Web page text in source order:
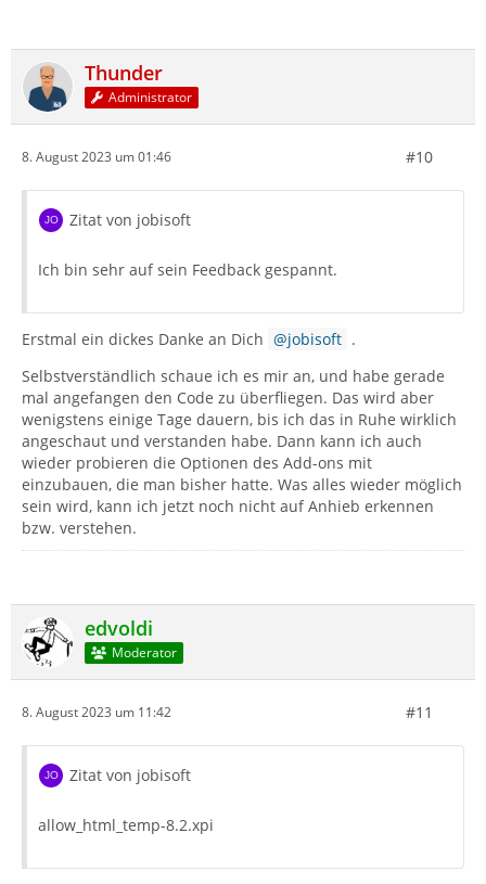
Thunder
Administrator
8. August 2023 um 01:46 #10
Zitat von jobisoft
Ich bin sehr auf sein Feedback gespannt.
Erstmal ein dickes Danke an Dich jobisoft .
Selbstverständlich schaue ich es mir an, und habe gerade
mal angefangen den Code zu überfliegen. Das wird aber
wenigstens einige Tage dauern, bis ich das in Ruhe wirklich
angeschaut und verstanden habe. Dann kann ich auch
wieder probieren die Optionen des Add-ons mit
einzubauen, die man bisher hatte. Was alles wieder möglich
sein wird, kann ich jetzt noch nicht auf Anhieb erkennen
bzw. verstehen.
edvoldi
Moderator
8. August 2023 um 11:42 #11
Zitat von jobisoft
allow_html_temp-8.2.xpi